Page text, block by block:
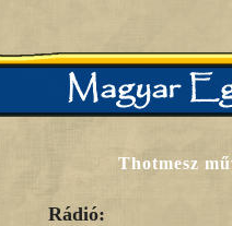
Thotmesz
Rádió: